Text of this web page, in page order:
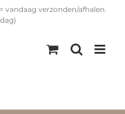
vandaag verzonden/afhalen.